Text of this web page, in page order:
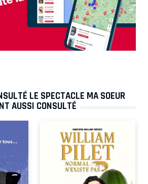
LE SPECTACLE MA SOEUR
AUSSI CONSULTÉ